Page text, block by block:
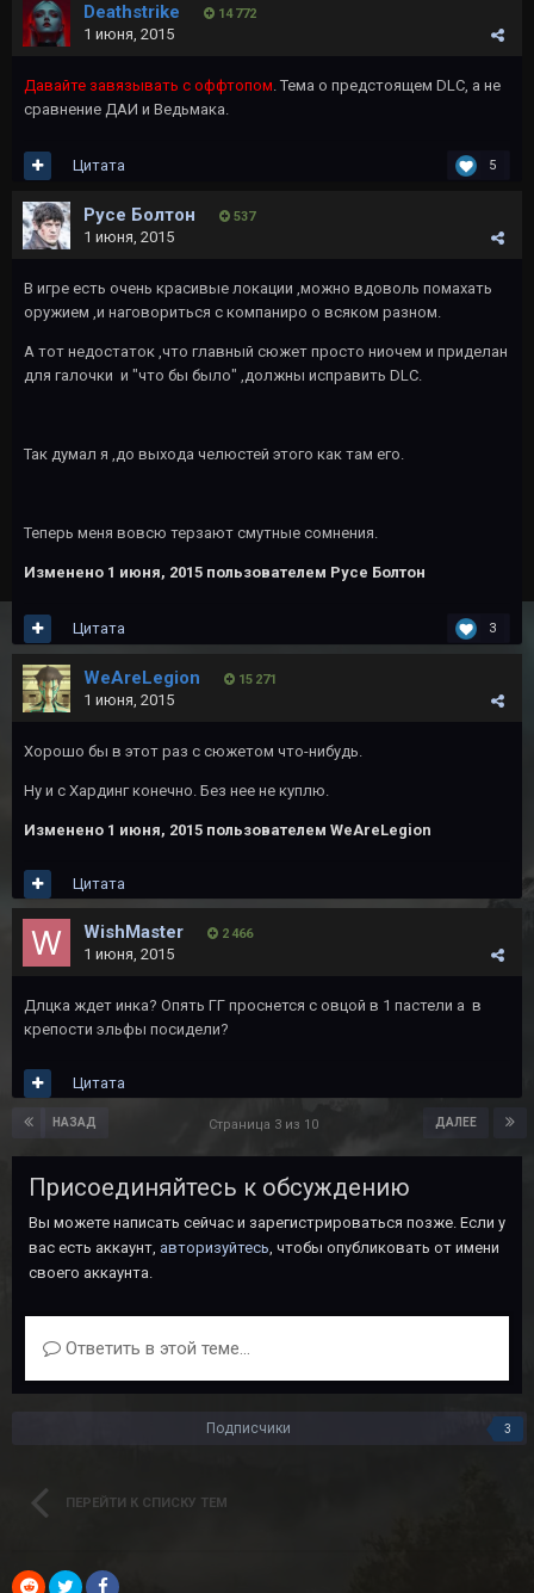
Deathstrike 14 772
1 июня, 2015
Давайте завязывать с оффтопом. Тема о предстоящем DLC, а не
сравнение ДАИ и Ведьмака.
5
Цитата
Русе Болтон 537
1 июня, 2015
В игре есть очень красивые локации ,можно вдоволь помахать
оружием ,и наговориться с компаниро о всяком разном.
А тот недостаток ,что главный сюжет просто ниочем и приделан
для галочки и "что бы было" ,должны исправить DLC.
Так думал я ,до выхода челюстей этого как там его.
Теперь меня вовсю терзают смутные сомнения.
Изменено 1 июня, 2015 пользователем Русе Болтон
3
Цитата
WeAreLegion 15 271
1 июня, 2015
Хорошо бы в этот раз с сюжетом что-нибудь.
Ну и с Хардинг конечно. Без нее не куплю.
Изменено 1 июня, 2015 пользователем WeAreLegion
Цитата
WishMaster 2 466
1 июня, 2015
Длцка ждет инка? Опять ГГ проснется с овцой в 1 пастели а в
крепости эльфы посидели?
Цитата
НАЗАД ДАЛЕЕ
Страница 3 из 10
Присоединяйтесь к обсуждению
Вы можете написать сейчас и зарегистрироваться позже. Если у
вас есть аккаунт, авторизуйтесь, чтобы опубликовать от имени
своего аккаунта.
Ответить в этой теме...
Подписчики 3
ПЕРЕЙТИ К СПИСКУ ТЕМ